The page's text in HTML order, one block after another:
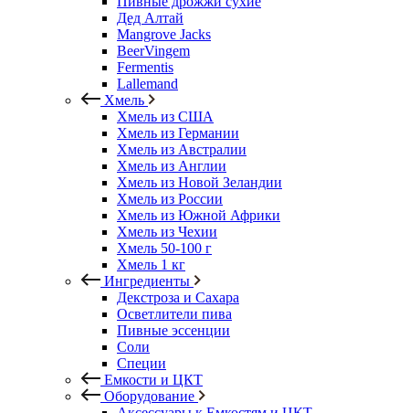
Дед Алтай
Mangrove Jacks
BeerVingem
Fermentis
Lallemand
Хмель
Хмель из США
Хмель из Германии
Хмель из Австралии
Хмель из Англии
Хмель из Новой Зеландии
Хмель из России
Хмель из Южной Африки
Хмель из Чехии
Хмель 50-100 г
Хмель 1 кг
Ингредиенты
Декстроза и Сахара
Осветлители пива
Пивные эссенции
Соли
Специи
Емкости и ЦКТ
Оборудование